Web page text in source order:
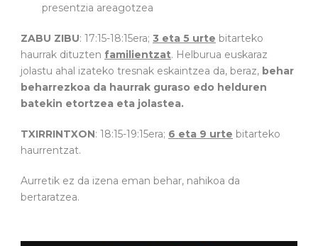
presentzia areagotzea
ZABU ZIBU: 17:15-18:15era; 3 eta 5 urte bitarteko
haurrak dituzten familientzat. Helburua euskaraz
jolastu ahal izateko tresnak eskaintzea da, beraz, behar
beharrezkoa da haurrak guraso edo helduren
batekin etortzea eta jolastea.
TXIRRINTXON: 18:15-19:15era; 6 eta 9 urte bitarteko
haurrentzat.
Aurretik ez da izena eman behar, nahikoa da
bertaratzea.